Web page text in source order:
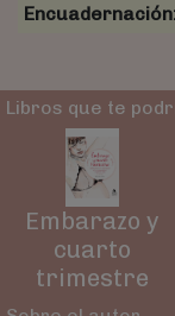
Libros que te
Embarazo y
cuarto
trimestre